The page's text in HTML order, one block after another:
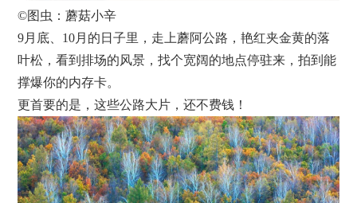
©图虫：蘑菇小辛
9月底、10月的日子里，走上蘑阿公路，艳红夹金黄的落
叶松，看到排场的风景，找个宽阔的地点停驻来，拍到能
撑爆你的内存卡。
更首要的是，这些公路大片，还不费钱！